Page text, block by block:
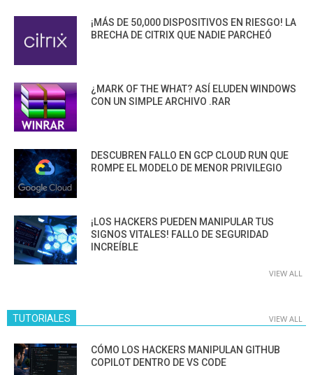
¡MÁS DE 50,000 DISPOSITIVOS EN RIESGO! LA
BRECHA DE CITRIX QUE NADIE PARCHEÓ
¿MARK OF THE WHAT? ASÍ ELUDEN WINDOWS
CON UN SIMPLE ARCHIVO .RAR
DESCUBREN FALLO EN GCP CLOUD RUN QUE
ROMPE EL MODELO DE MENOR PRIVILEGIO
¡LOS HACKERS PUEDEN MANIPULAR TUS
SIGNOS VITALES! FALLO DE SEGURIDAD
INCREÍBLE
VIEW ALL
TUTORIALES VIEW ALL
CÓMO LOS HACKERS MANIPULAN GITHUB
COPILOT DENTRO DE VS CODE